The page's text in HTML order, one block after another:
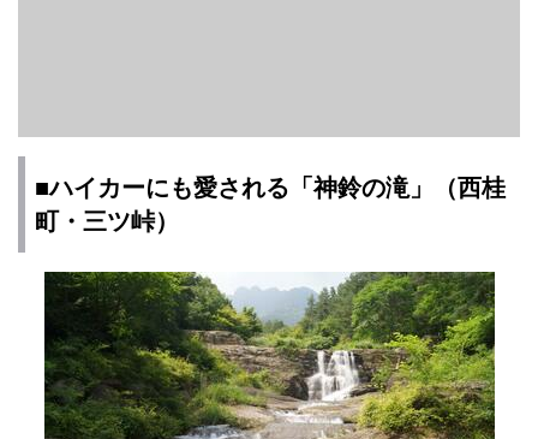
■ハイカーにも愛される「神鈴の滝」（西桂
町・三ツ峠）